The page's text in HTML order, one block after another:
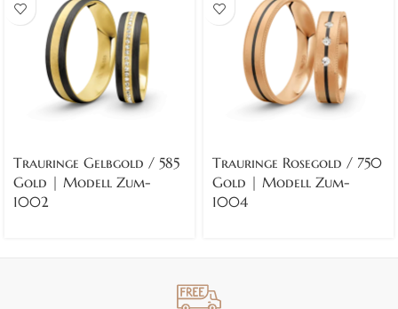
Trauringe Gelbgold / 585
Gold | Modell Zum-
1002
Trauringe Rosegold / 750
Gold | Modell Zum-
1004